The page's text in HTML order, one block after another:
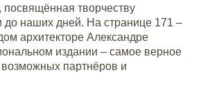
посвящённая творчеству
до наших дней. На странице 171 –
архитекторе Александре
издании – самое верное
возможных партнёров и